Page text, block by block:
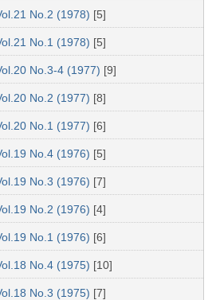
No.2 (1978) [5]
No.1 (1978) [5]
No.3-4 (1977) [9]
No.2 (1977) [8]
No.1 (1977) [6]
No.4 (1976) [5]
No.3 (1976) [7]
No.2 (1976) [4]
No.1 (1976) [6]
No.4 (1975) [10]
No.3 (1975) [7]